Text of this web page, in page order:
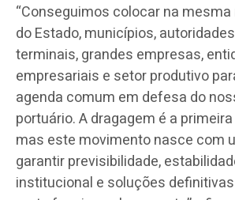
“Conseguimos colocar na
do Estado, municípios,
terminais, grandes empresas,
empresariais e setor produtivo
agenda comum em defesa do
portuário. A dragagem é a
mas este movimento nasce com
garantir previsibilidade,
institucional e soluções